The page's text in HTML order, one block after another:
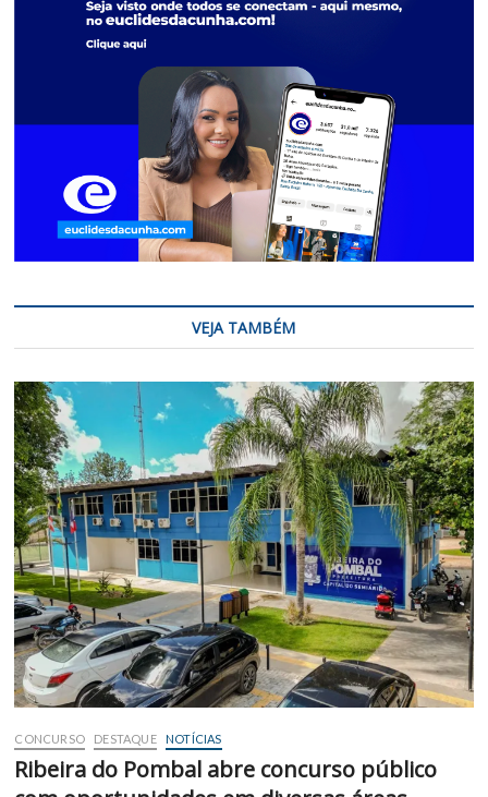
VEJA TAMBÉM
CONCURSO DESTAQUE NOTÍCIAS
Ribeira do Pombal abre concurso público